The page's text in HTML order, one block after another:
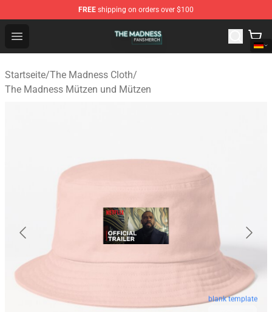
FREE shipping on orders over $100
Open menu
The Madness Shop - Official The Madness Merchandise
Startseite/The Madness Cloth/
The Madness Mützen und Mützen
blank template